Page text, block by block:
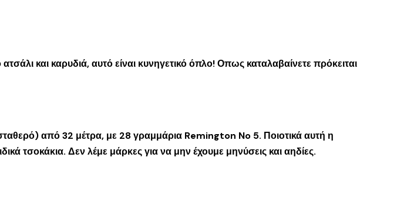
και καρυδιά, αυτό είναι κυνηγετικό όπλο! Οπως καταλαβαίνετε πρόκειται
από 32 μέτρα, με 28 γραμμάρια Remington No 5. Ποιοτικά αυτή η
τσοκάκια. Δεν λέμε μάρκες για να μην έχουμε μηνύσεις και αηδίες.